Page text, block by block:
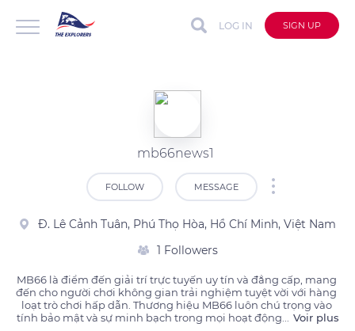
LOG IN SIGN UP
mb66news1
FOLLOW MESSAGE
Đ. Lê Cảnh Tuân, Phú Thọ Hòa, Hồ Chí Minh, Việt Nam
1 Followers
MB66 là điểm đến giải trí trực tuyến uy tín và đẳng cấp, mang
đến cho người chơi không gian trải nghiệm tuyệt vời với hàng
loạt trò chơi hấp dẫn. Thương hiệu MB66 luôn chú trọng vào
tính bảo mật và sự minh bạch trong mọi hoạt động
Voir plus